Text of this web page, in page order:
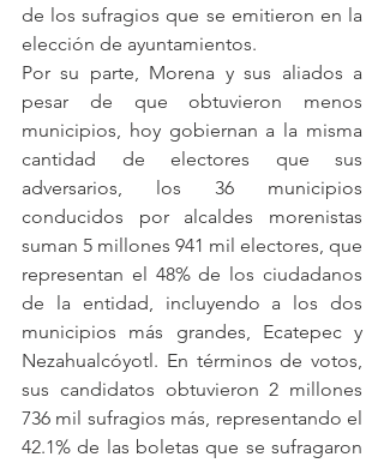
de los sufragios que se emitieron en la
elección de ayuntamientos.
Por su parte, Morena y sus aliados a
pesar de que obtuvieron menos
municipios, hoy gobiernan a la misma
cantidad de electores que sus
adversarios, los 36 municipios
conducidos por alcaldes morenistas
suman 5 millones 941 mil electores, que
representan el 48% de los ciudadanos
de la entidad, incluyendo a los dos
municipios más grandes, Ecatepec y
Nezahualcóyotl. En términos de votos,
sus candidatos obtuvieron 2 millones
736 mil sufragios más, representando el
42.1% de las boletas que se sufragaron